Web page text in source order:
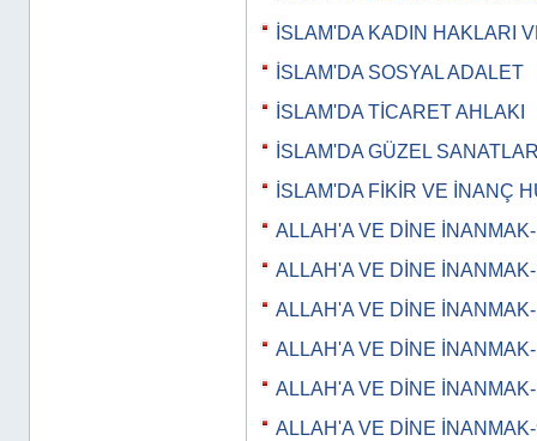
İSLAM'DA KADIN HAKLARI
İSLAM'DA SOSYAL ADALET
İSLAM'DA TİCARET AHLAKI
İSLAM'DA GÜZEL
İSLAM'DA FİKİR VE İNANÇ
ALLAH'A VE DİNE
ALLAH'A VE DİNE
ALLAH'A VE DİNE
ALLAH'A VE DİNE
ALLAH'A VE DİNE
ALLAH'A VE DİNE